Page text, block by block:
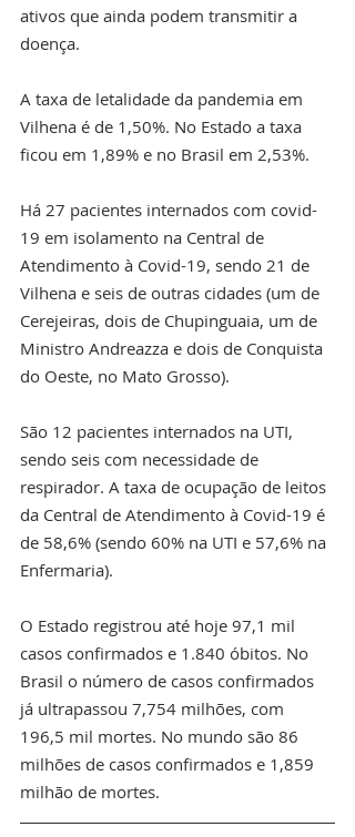
ativos que ainda podem transmitir a
doença.
A taxa de letalidade da pandemia em
Vilhena é de 1,50%. No Estado a taxa
ficou em 1,89% e no Brasil em 2,53%.
Há 27 pacientes internados com covid-
19 em isolamento na Central de
Atendimento à Covid-19, sendo 21 de
Vilhena e seis de outras cidades (um de
Cerejeiras, dois de Chupinguaia, um de
Ministro Andreazza e dois de Conquista
do Oeste, no Mato Grosso).
São 12 pacientes internados na UTI,
sendo seis com necessidade de
respirador. A taxa de ocupação de leitos
da Central de Atendimento à Covid-19 é
de 58,6% (sendo 60% na UTI e 57,6% na
Enfermaria).
O Estado registrou até hoje 97,1 mil
casos confirmados e 1.840 óbitos. No
Brasil o número de casos confirmados
já ultrapassou 7,754 milhões, com
196,5 mil mortes. No mundo são 86
milhões de casos confirmados e 1,859
milhão de mortes.